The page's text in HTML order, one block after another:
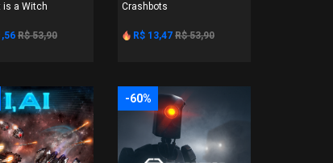
is a Witch
R$ 53,90
Crashbots
R$ 13,47 R$ 53,90
-60%